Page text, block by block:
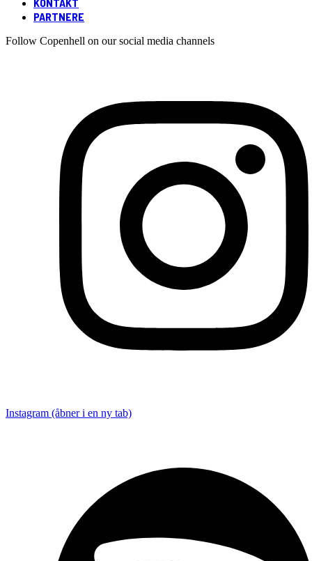
PARTNERE
Follow Copenhell on our social media channels
Instagram (åbner i en ny tab)